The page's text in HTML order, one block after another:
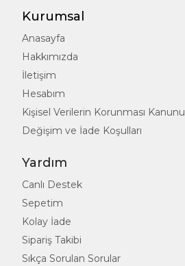
Kurumsal
Anasayfa
Hakkımızda
İletişim
Hesabım
Kişisel Verilerin Korunması Kanunu
Değişim ve İade Koşulları
Yardım
Canlı Destek
Sepetim
Kolay İade
Sipariş Takibi
Sıkça Sorulan Sorular